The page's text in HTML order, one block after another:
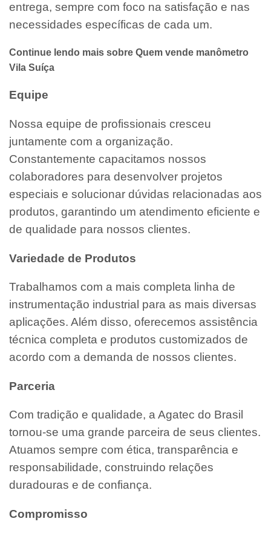
entrega, sempre com foco na satisfação e nas
necessidades específicas de cada um.
Continue lendo mais sobre Quem vende manômetro
Vila Suíça
Equipe
Nossa equipe de profissionais cresceu
juntamente com a organização.
Constantemente capacitamos nossos
colaboradores para desenvolver projetos
especiais e solucionar dúvidas relacionadas aos
produtos, garantindo um atendimento eficiente e
de qualidade para nossos clientes.
Variedade de Produtos
Trabalhamos com a mais completa linha de
instrumentação industrial para as mais diversas
aplicações. Além disso, oferecemos assistência
técnica completa e produtos customizados de
acordo com a demanda de nossos clientes.
Parceria
Com tradição e qualidade, a Agatec do Brasil
tornou-se uma grande parceira de seus clientes.
Atuamos sempre com ética, transparência e
responsabilidade, construindo relações
duradouras e de confiança.
Compromisso